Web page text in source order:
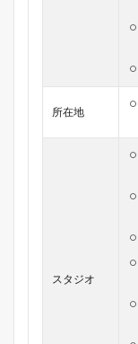
所在地
スタジオ